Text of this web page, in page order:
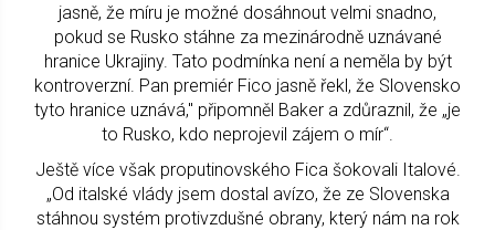
jasně, že míru je možné dosáhnout velmi snadno,
pokud se Rusko stáhne za mezinárodně uznávané
hranice Ukrajiny. Tato podmínka není a neměla by být
kontroverzní. Pan premiér Fico jasně řekl, že Slovensko
tyto hranice uznává," připomněl Baker a zdůraznil, že „je
to Rusko, kdo neprojevil zájem o mír“.
Ještě více však proputinovského Fica šokovali Italové.
„Od italské vlády jsem dostal avízo, že ze Slovenska
stáhnou systém protivzdušné obrany, který nám na rok